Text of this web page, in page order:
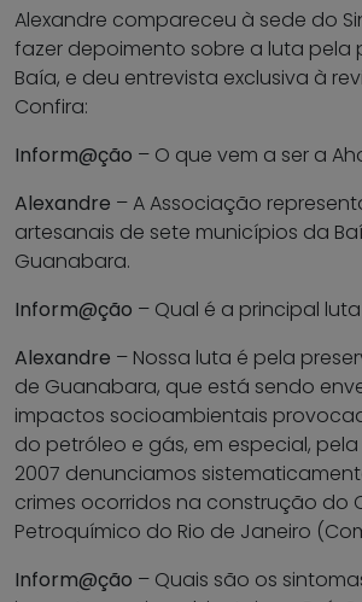
Alexandre compareceu à sede do
fazer depoimento sobre a luta pela
Baía, e deu entrevista exclusiva à
Confira:
Inform@ção – O que vem a ser a
Alexandre – A Associação
artesanais de sete municípios da
Guanabara.
Inform@ção – Qual é a principal
Alexandre – Nossa luta é pela
de Guanabara, que está sendo
impactos socioambientais
do petróleo e gás, em especial, pela
2007 denunciamos
crimes ocorridos na construção do
Petroquímico do Rio de Janeiro
Inform@ção – Quais são os